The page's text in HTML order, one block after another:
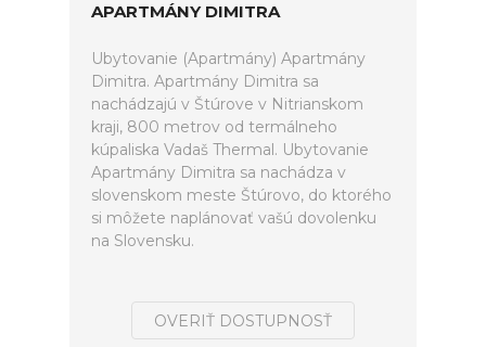
APARTMÁNY DIMITRA
Ubytovanie (Apartmány) Apartmány
Dimitra. Apartmány Dimitra sa
nachádzajú v Štúrove v Nitrianskom
kraji, 800 metrov od termálneho
kúpaliska Vadaš Thermal. Ubytovanie
Apartmány Dimitra sa nachádza v
slovenskom meste Štúrovo, do ktorého
si môžete naplánovať vašú dovolenku
na Slovensku.
OVERIŤ DOSTUPNOSŤ